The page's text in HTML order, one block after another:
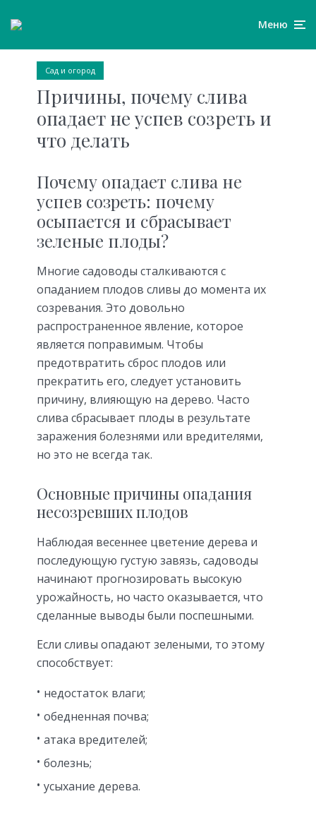
Меню
Сад и огород
Причины, почему слива
опадает не успев созреть и
что делать
Почему опадает слива не
успев созреть: почему
осыпается и сбрасывает
зеленые плоды?
Многие садоводы сталкиваются с
опаданием плодов сливы до момента их
созревания. Это довольно
распространенное явление, которое
является поправимым. Чтобы
предотвратить сброс плодов или
прекратить его, следует установить
причину, влияющую на дерево. Часто
слива сбрасывает плоды в результате
заражения болезнями или вредителями,
но это не всегда так.
Основные причины опадания
несозревших плодов
Наблюдая весеннее цветение дерева и
последующую густую завязь, садоводы
начинают прогнозировать высокую
урожайность, но часто оказывается, что
сделанные выводы были поспешными.
Если сливы опадают зелеными, то этому
способствует:
недостаток влаги;
обедненная почва;
атака вредителей;
болезнь;
усыхание дерева.